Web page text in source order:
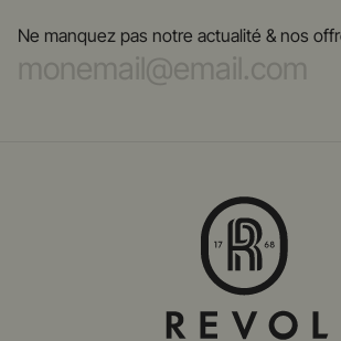
Ne manquez pas notre actualité & nos